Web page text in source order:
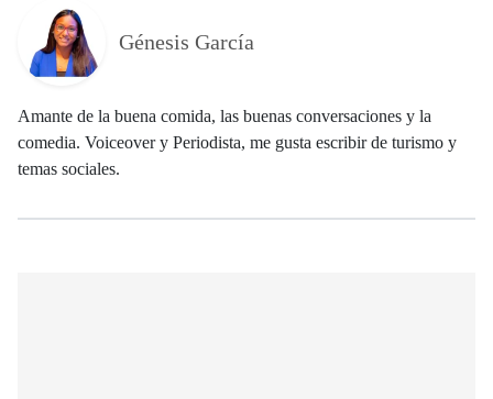
Génesis García
Amante de la buena comida, las buenas conversaciones y la
comedia. Voiceover y Periodista, me gusta escribir de turismo y
temas sociales.